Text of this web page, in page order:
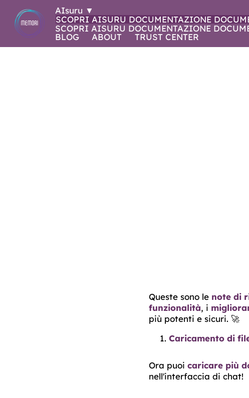
AIsuru ▼
SCOPRI AISURU DOCUMENTAZIONE
SCOPRI AISURU DOCUMENTAZIONE
BLOG
ABOUT TRUST CENTER
Queste sono le note di
funzionalità, i
più potenti e sicuri. 🚀
Caricamento di
Ora puoi caricare più
nell'interfaccia di chat!